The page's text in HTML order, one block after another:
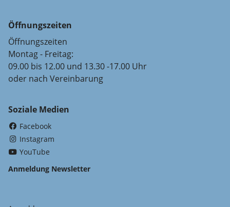
Öffnungszeiten
Öffnungszeiten
Montag - Freitag:
09.00 bis 12.00 und 13.30 -17.00 Uhr
oder nach Vereinbarung
Soziale Medien
Facebook
Instagram
YouTube
Anmeldung Newsletter